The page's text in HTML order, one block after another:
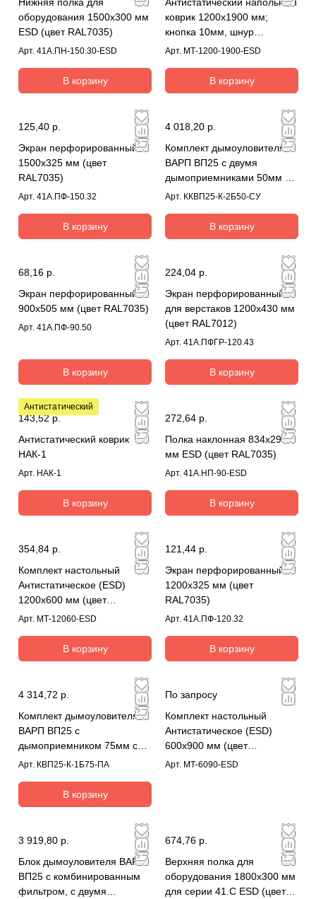
оборудования 1500х300 мм
ESD (цвет RAL7035)
Арт. 41А.ПН-150.30-ESD
В корзину
коврик 1200x1900 мм;
кнопка 10мм, шнур
заземления
Арт. МТ-1200-1900-ESD
В корзину
125,40 р.
Экран перфорированный
1500х325 мм (цвет
RAL7035)
Арт. 41А.ПФ-150.32
В корзину
4 018,20 р.
Комплект дымоуловителя
ВАРП ВП25 с двумя
дымоприемниками 50мм с
креплением на блок
Арт. ККВП25-К-2Б50-СУ
В корзину
68,16 р.
Экран перфорированный
900х505 мм (цвет RAL7035)
Арт. 41А.ПФ-90.50
В корзину
224,04 р.
Экран перфорированный
для верстаков 1200х430 мм
(цвет RAL7012)
Арт. 41А.ПФГР-120.43
В корзину
Антистатический
143,52 р.
Антистатический коврик
НАК-1
Арт. НАК-1
В корзину
272,64 р.
Полка наклонная 834х295
мм ESD (цвет RAL7035)
Арт. 41А.НП-90-ESD
В корзину
354,84 р.
Комплект настольный
Антистатическое (ESD)
1200х600 мм (цвет
синий);гарнитура коврик-
Арт. МТ-12060-ESD
В корзину
121,44 р.
Экран перфорированный
1200х325 мм (цвет
RAL7035)
Арт. 41А.ПФ-120.32
В корзину
4 314,72 р.
Комплект дымоуловителя
ВАРП ВП25 с
дымоприемником 75мм с
креплением на блок КВП25-
Арт. КВП25-К-1Б75-ПА
В корзину
По запросу
Комплект настольный
Антистатическое (ESD)
600х900 мм (цвет
синий);гарнитура коврик-
Арт. МТ-6090-ESD
3 919,80 р.
Блок дымоуловителя ВАРП
ВП25 с комбинированным
фильтром, с двумя
674,76 р.
Верхняя полка для
оборудования 1800х300 мм
для серии 41.С ESD (цвет